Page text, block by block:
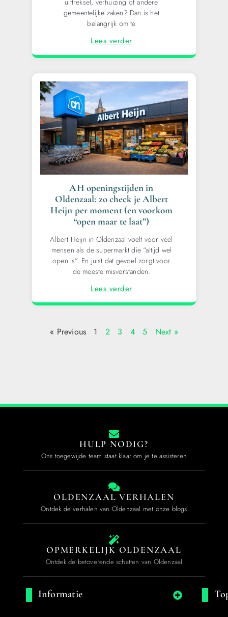
uittreksel, verhuizing of andere
gemeentelijke zaken? Dan is het
belangrijk om te
Lees verder
AH openingstijden in
Oldenzaal: zo check je Albert
Heijn per moment (en voorkom
“open maar te laat”)
Albert Heijn in Oldenzaal voelt voor veel
mensen als de supermarkt die “altijd wel
open is”. En juist dat gevoel zorgt voor
de meeste misverstanden.
Lees verder
« Previous 1 2 3 4 5 Next »
HULP NODIG?
Ons toegewijde team staat klaar om je te assisteren
OLDENZAAL VERHALEN
Ontdek de verhalen van Oldenzaal met onze blogs
OPMERKELIJK OLDENZAAL
Ontdek de betoverende schatten van Oldenzaal
Informatie